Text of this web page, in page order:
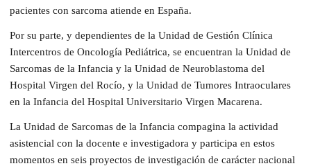
pacientes con sarcoma atiende en España.
Por su parte, y dependientes de la Unidad de Gestión Clínica
Intercentros de Oncología Pediátrica, se encuentran la Unidad de
Sarcomas de la Infancia y la Unidad de Neuroblastoma del
Hospital Virgen del Rocío, y la Unidad de Tumores Intraoculares
en la Infancia del Hospital Universitario Virgen Macarena.
La Unidad de Sarcomas de la Infancia compagina la actividad
asistencial con la docente e investigadora y participa en estos
momentos en seis proyectos de investigación de carácter nacional